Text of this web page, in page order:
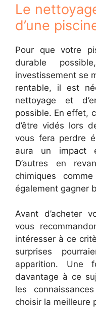
Le
d’une
Pour que votre
durable
investissement se
rentable, il est
nettoyage et
possible. En effet,
d’être vidés lors
vous fera perdre
aura un impact
D’autres en
chimiques
également gagner
Avant d’acheter
vous
intéresser à ce
surprises
apparition. Une
davantage à ce
les
choisir la meilleure